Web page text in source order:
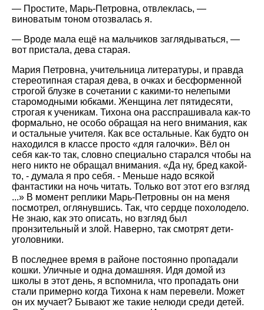
— Простите, Марь-Петровна, отвлеклась, —
виноватым тоном отозвалась я.
— Вроде мала ещё на мальчиков заглядываться, —
вот пристала, дева старая.
Мария Петровна, учительница литературы, и правда
стереотипная старая дева, в очках и бесформенной
строгой блузке в сочетании с какими-то нелепыми
старомодными юбками. Женщина лет пятидесяти,
строгая к ученикам. Тихона она расспрашивала как-то
формально, не особо обращая на него внимания, как
и остальные учителя. Как все остальные. Как будто он
находился в классе просто «для галочки». Вёл он
себя как-то так, словно специально старался чтобы на
него никто не обращал внимания. «Да ну, бред какой-
то, - думала я про себя. - Меньше надо всякой
фантастики на ночь читать. Только вот этот его взгляд
...» В момент реплики Марь-Петровны он на меня
посмотрел, оглянувшись. Так, что сердце похолодело.
Не знаю, как это описать, но взгляд был
пронзительный и злой. Наверно, так смотрят дети-
уголовники.
В последнее время в районе постоянно пропадали
кошки. Уличные и одна домашняя. Идя домой из
школы в этот день, я вспомнила, что пропадать они
стали примерно когда Тихона к нам перевели. Может
он их мучает? Бывают же такие нелюди среди детей.